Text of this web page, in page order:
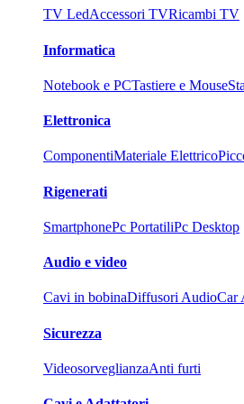
TV LedAccessori TVRicambi TV
Informatica
Notebook e PCTastiere e Mouse
Elettronica
ComponentiMateriale Elettrico
Rigenerati
SmartphonePc PortatiliPc Desktop
Audio e video
Cavi in bobinaDiffusori AudioCar
Sicurezza
VideosorveglianzaAnti furti